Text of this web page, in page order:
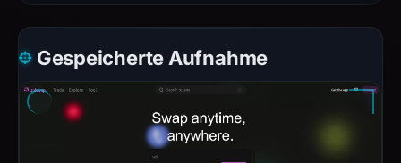
Gespeicherte Aufnahme